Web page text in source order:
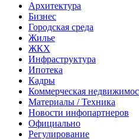
Архитектура
Бизнес
Городская среда
Жилье
ЖКХ
Инфраструктура
Ипотека
Кадры
Коммерческая
Материалы / Техника
Новости инфопартнеров
Официально
Регулирование